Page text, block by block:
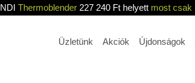
Thermoblender227 240 Ft helyett most csak
Üzletünk Akciók Újdonságok